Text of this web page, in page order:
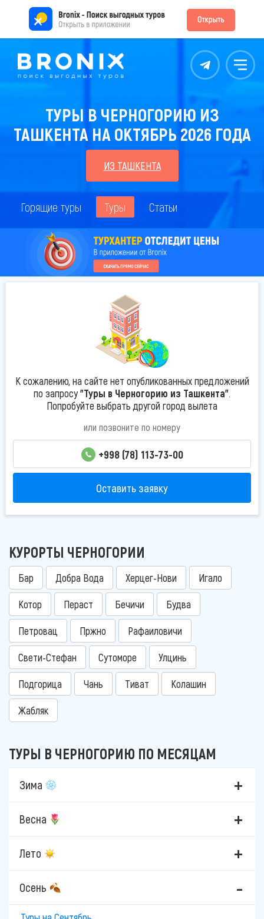
Контакты Меню
ТУРЫ В ЧЕРНОГОРИЮ ИЗ
ТАШКЕНТА НА ОКТЯБРЬ 2026 ГОДА
ИЗ ТАШКЕНТА
Горящие туры Туры Статьи
К сожалению, на сайте нет опубликованных предложений
по запросу"Туры в Черногорию из Ташкента".
Попробуйте выбрать другой город вылета
или позвоните по номеру
+998 (78) 113-73-00
Оставить заявку
КУРОРТЫ ЧЕРНОГОРИИ
Бар Добра Вода Херцег-Нови Игало
Котор Пераст Бечичи Будва
Петровац Пржно Рафаиловичи
Свети-Стефан Сутоморе Улцинь
Подгорица Чань Тиват Колашин
Жабляк
ТУРЫ В ЧЕРНОГОРИЮ ПО МЕСЯЦАМ
Зима
Весна
Лето
Осень